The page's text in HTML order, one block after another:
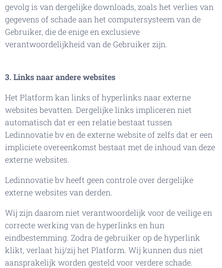
gevolg is van dergelijke downloads, zoals het verlies van
gegevens of schade aan het computersysteem van de
Gebruiker, die de enige en exclusieve
verantwoordelijkheid van de Gebruiker zijn.
3. Links naar andere websites
Het Platform kan links of hyperlinks naar externe
websites bevatten. Dergelijke links impliceren niet
automatisch dat er een relatie bestaat tussen
Ledinnovatie bv en de externe website of zelfs dat er een
impliciete overeenkomst bestaat met de inhoud van deze
externe websites.
Ledinnovatie bv heeft geen controle over dergelijke
externe websites van derden.
Wij zijn daarom niet verantwoordelijk voor de veilige en
correcte werking van de hyperlinks en hun
eindbestemming. Zodra de gebruiker op de hyperlink
klikt, verlaat hij/zij het Platform. Wij kunnen dus niet
aansprakelijk worden gesteld voor verdere schade.